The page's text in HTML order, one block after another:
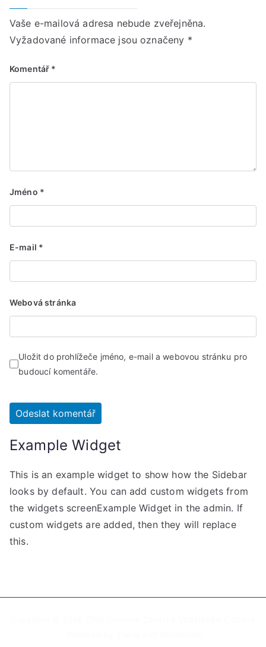
Vaše e-mailová adresa nebude zveřejněna.
Vyžadované informace jsou označeny *
Komentář *
Jméno *
E-mail *
Webová stránka
Uložit do prohlížeče jméno, e-mail a webovou stránku pro
budoucí komentáře.
Example Widget
This is an example widget to show how the Sidebar
looks by default. You can add custom widgets from
the widgets screenExample Widget in the admin. If
custom widgets are added, then they will replace
this.